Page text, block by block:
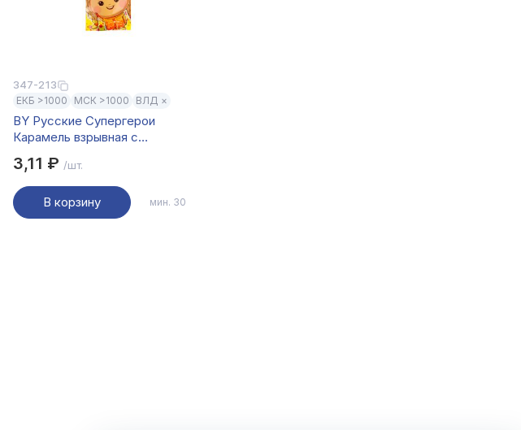
347-213
ЕКБ >1000 МСК >1000 ВЛД ×
BY Русские Супергерои
Карамель взрывная с
3,11 ₽ /шт.
В корзину мин. 30